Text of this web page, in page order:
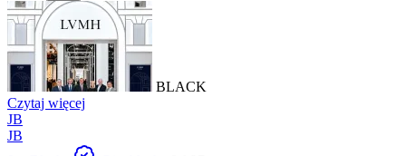
BLACK
Czytaj więcej
JB
JB